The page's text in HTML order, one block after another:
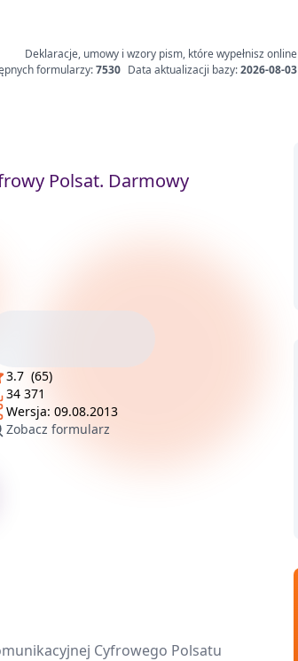
Deklaracje, umowy i wzory pism, które wypełnisz online
formularzy:7530 Data aktualizacji bazy:2026-08-03
Polsat. Darmowy
3.7 (65)
34 371
Wersja: 09.08.2013
Zobacz formularz
Cyfrowego Polsatu